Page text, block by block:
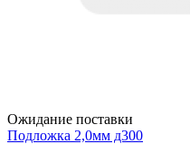
Ожидание поставки
Подложка 2,0мм д300